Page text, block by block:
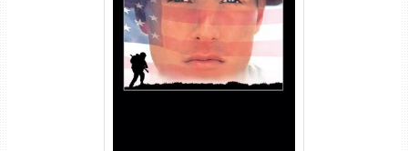
Nascido em 4 de Julho
Torrent (1989) WEB-DL 1080p
Dual Áudio